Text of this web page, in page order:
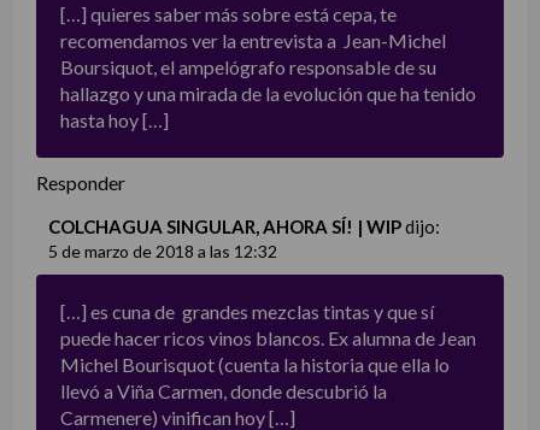
[…] quieres saber más sobre está cepa, te
recomendamos ver la entrevista a Jean-Michel
Boursiquot, el ampelógrafo responsable de su
hallazgo y una mirada de la evolución que ha tenido
hasta hoy […]
Responder
COLCHAGUA SINGULAR, AHORA SÍ! | WIPdijo:
5 de marzo de 2018 a las 12:32
[…] es cuna de grandes mezclas tintas y que sí
puede hacer ricos vinos blancos. Ex alumna de Jean
Michel Bourisquot (cuenta la historia que ella lo
llevó a Viña Carmen, donde descubrió la
Carmenere) vinifican hoy […]